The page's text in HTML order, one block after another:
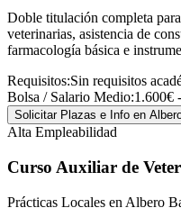
Doble titulación completa
veterinarias, asistencia de
farmacología básica e
Requisitos:Sin requisitos
Bolsa / Salario Medio:1.600€
Solicitar Plazas e Info en
Alta Empleabilidad
Curso Auxiliar de
Prácticas Locales en Albero